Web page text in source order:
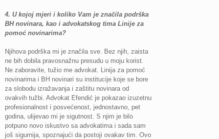
4. U kojoj mjeri i koliko Vam je značila podrška
BH novinara, kao i advokatskog tima Linije za
pomoć novinarima?
Njihova podrška mi je značila sve. Bez njih, zaista
ne bih dobila pravosnažnu presudu u moju korist.
Ne zaboravite, tužio me advokat. Linija za pomoć
novinarima i BH novinari su institucije koje se bore
za slobodu izražavanja i zaštitu novinara od
ovakvih tužbi. Advokat Efendić je pokazao izuzetnu
profesionalnost i posvećenost, jednostavno, pet
godina, ulijevao mi je sigutnost. S njim je bilo
potpuno novo iskustvo sa advokatima i sada sam
još sigurnija, spoznajući da postoji ovakav tim. Ovo